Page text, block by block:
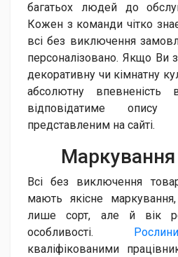
багатьох людей до
Кожен з команди чітко
всі без виключення
персоналізовано. Якщо Ви
декоративну чи кімнатну
абсолютну
відповідатиме опису
представленим на сайті.
Маркування
Всі без виключення
мають якісне
лише сорт, але й вік
особливості. Рослини
кваліфікованими